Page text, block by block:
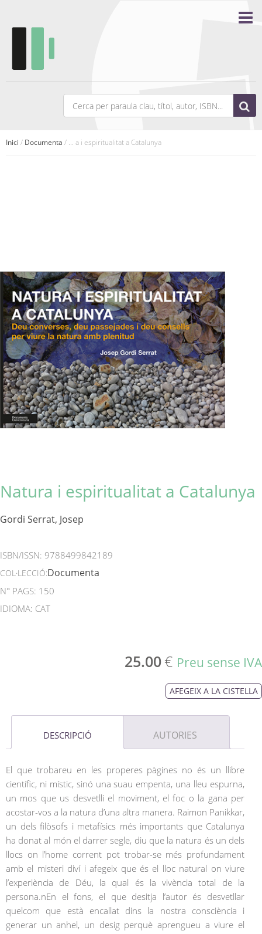
Inici / Documenta / ... a i espiritualitat a Catalunya
Natura i espiritualitat a Catalunya
Gordi Serrat, Josep
ISBN/ISSN: 9788499842189
COL·LECCIÓ:Documenta
N° PAGS: 150
IDIOMA: CAT
25.00€ Preu sense IVA
AFEGEIX A LA CISTELLA
DESCRIPCIÓ AUTORIES
El que trobareu en les properes pàgines no és un llibre
científic, ni místic, sinó una suau empenta, una lleu espurna,
un mos que us desvetlli el moviment, el foc o la gana per
acostar-vos a la natura d’una altra manera. Raimon Panikkar,
un dels filòsofs i metafísics més importants que Catalunya
ha donat al món el darrer segle, diu que la natura és un dels
llocs on l’home corrent pot trobar-se més profundament
amb el misteri diví i afegeix que és el lloc natural on viure
l’experiència de Déu, la qual és la vivència total de la
persona.nEn el fons, el que desitja l’autor és desvetllar
quelcom que està encallat dins la nostra consciència i
generar un anhel, un desig perquè aprengueu a viure el